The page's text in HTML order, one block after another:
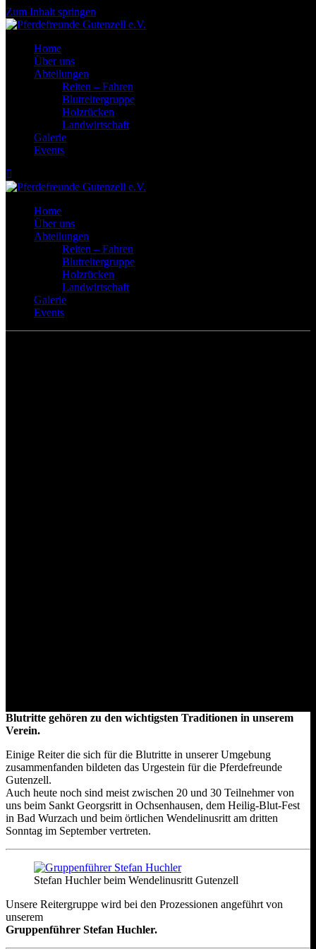
Zum Inhalt springen
Home
Über uns
Abteilungen
Reiten – Fahren
Blutreitergruppe
Holzrücken
Landwirtschaft
Galerie
Events
Home
Über uns
Abteilungen
Reiten – Fahren
Blutreitergruppe
Holzrücken
Landwirtschaft
Galerie
Events
Blutritte gehören zu den wichtigsten Traditionen in unserem
Verein.
Einige Reiter die sich für die Blutritte in unserer Umgebung
zusammenfanden bildeten das Urgestein für die Pferdefreunde
Gutenzell.
Auch heute noch sind meist zwischen 20 und 30 Teilnehmer von
uns beim Sankt Georgsritt in Ochsenhausen, dem Heilig-Blut-Fest
in Bad Wurzach und beim örtlichen Wendelinusritt am dritten
Sonntag im September vertreten.
Stefan Huchler beim Wendelinusritt Gutenzell
Unsere Reitergruppe wird bei den Prozessionen angeführt von
unserem
Gruppenführer Stefan Huchler.